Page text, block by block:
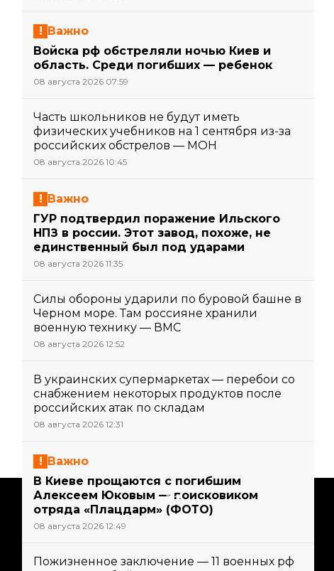
Важно
Войска рф обстреляли ночью Киев и
область. Среди погибших — ребенок
08 августа 2026 07:59
Часть школьников не будут иметь
физических учебников на 1 сентября из-за
российских обстрелов — МОН
08 августа 2026 10:45
Важно
ГУР подтвердил поражение Ильского
НПЗ в россии. Этот завод, похоже, не
единственный был под ударами
08 августа 2026 11:35
Силы обороны ударили по буровой башне в
Черном море. Там россияне хранили
военную технику — ВМС
08 августа 2026 12:52
В украинских супермаркетах — перебои со
снабжением некоторых продуктов после
российских атак по складам
08 августа 2026 12:31
Важно
В Киеве прощаются с погибшим
Алексеем Юковым — поисковиком
отряда «Плацдарм» (ФОТО)
08 августа 2026 12:49
Пожизненное заключение — 11 военных рф
Поддержать
Мы работаем для тебя и